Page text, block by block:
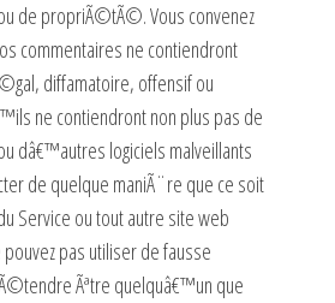
de propriÃ©tÃ©. Vous convenez
commentaires ne contiendront
diffamatoire, offensif ou
ne contiendront non plus pas de
dâ€™autres logiciels malveillants
de quelque maniÃ¨re que ce soit
Service ou tout autre site web
pas utiliser de fausse
Ãªtre quelquâ€™un que